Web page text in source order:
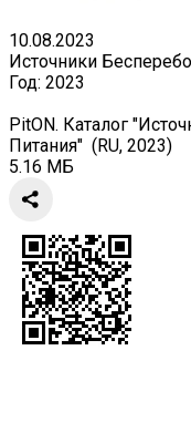
10.08.2023
Источники
Год: 2023
PitON. Каталог
Питания" (RU, 2023)
5.16 МБ